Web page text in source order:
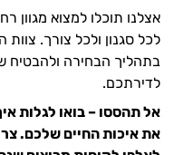
אצלנו תוכלו למצוא
לכל סגנון ולכל צורך.
בתהליך הבחירה
לדירתכם.
אל תהססו – בואו לגלות
את איכות החיים שלכם.